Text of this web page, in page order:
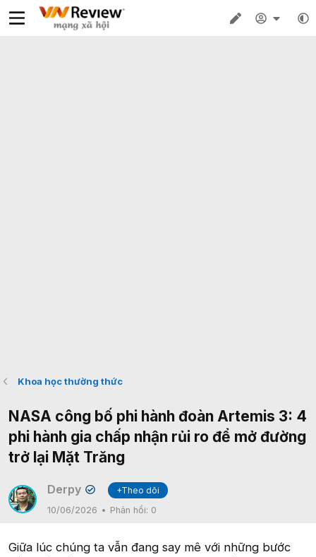
Khoa học thường thức
NASA công bố phi hành đoàn Artemis 3: 4
phi hành gia chấp nhận rủi ro để mở đường
trở lại Mặt Trăng
Derpy ✔
+Theo dõi
10/06/2026
Phản hồi: 0
Giữa lúc chúng ta vẫn đang say mê với những bước